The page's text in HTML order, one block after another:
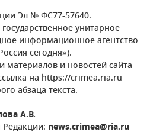
Эл № ФС77-57640.
унитарное
информационное агентство
сегодня»).
и новостей сайта
на https://crimea.ria.ru
абзаца текста.
А.В.
news.crimea@ria.ru